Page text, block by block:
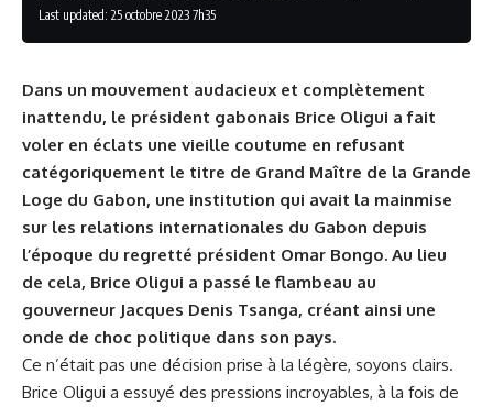
Last updated: 25 octobre 2023 7h35
Dans un mouvement audacieux et complètement
inattendu, le président gabonais Brice Oligui a fait
voler en éclats une vieille coutume en refusant
catégoriquement le titre de Grand Maître de la Grande
Loge du Gabon, une institution qui avait la mainmise
sur les relations internationales du Gabon depuis
l’époque du regretté président Omar Bongo. Au lieu
de cela, Brice Oligui a passé le flambeau au
gouverneur Jacques Denis Tsanga, créant ainsi une
onde de choc politique dans son pays.
Ce n’était pas une décision prise à la légère, soyons clairs.
Brice Oligui a essuyé des pressions incroyables, à la fois de